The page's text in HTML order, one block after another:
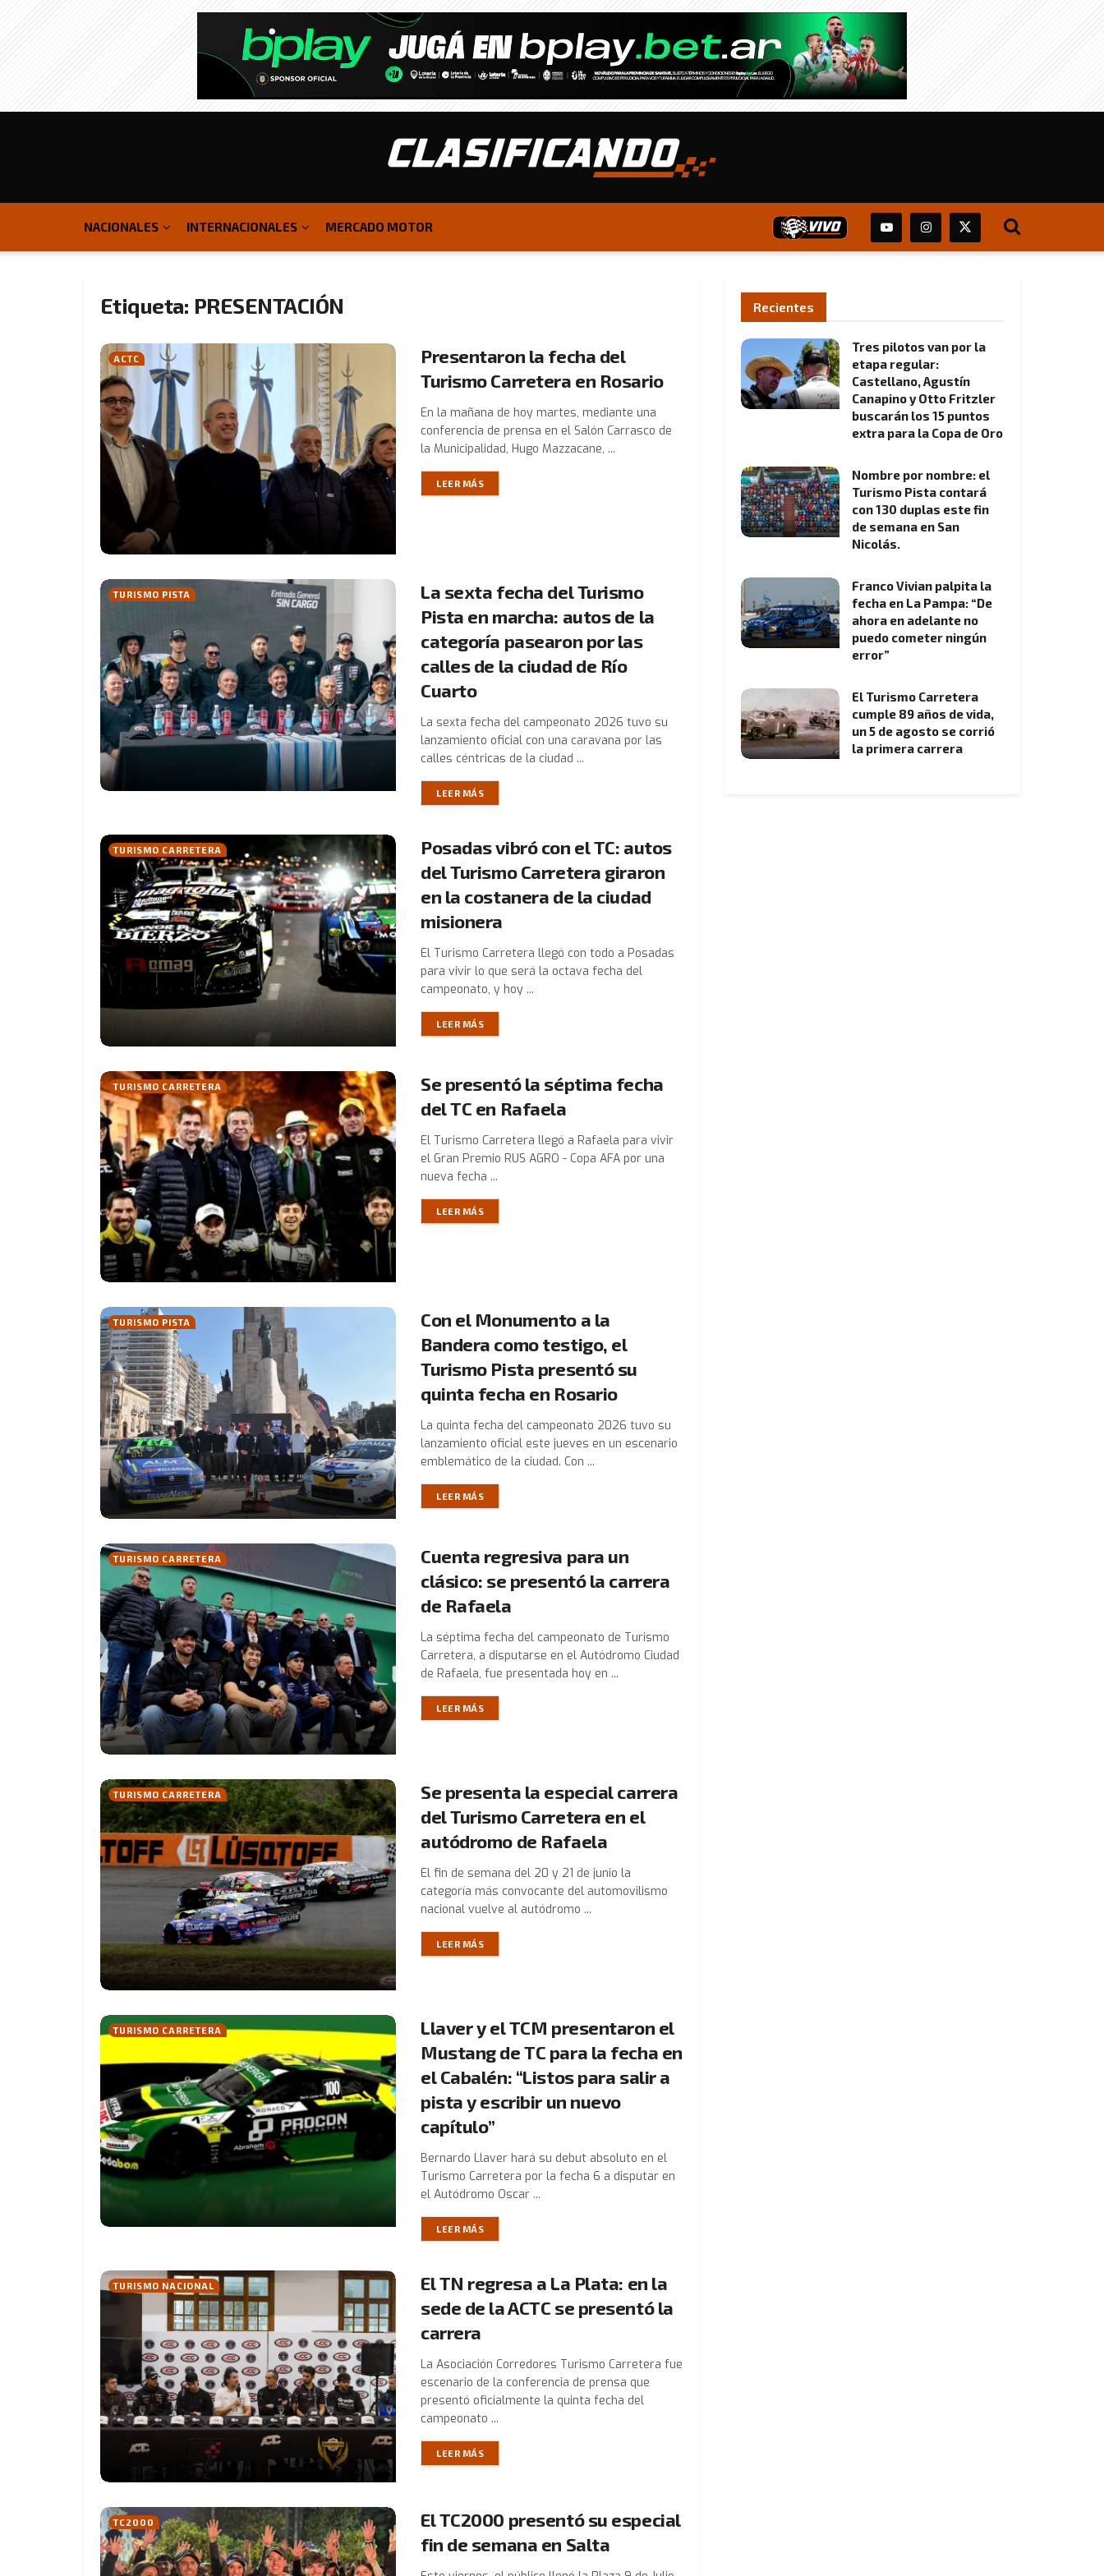
NACIONALES INTERNACIONALES MERCADO MOTOR
Etiqueta: PRESENTACIÓN
ACTC
Presentaron la fecha del
Turismo Carretera en Rosario
En la mañana de hoy martes, mediante una
conferencia de prensa en el Salón Carrasco de
la Municipalidad, Hugo Mazzacane, ...
LEER MÁS
TURISMO PISTA
La sexta fecha del Turismo
Pista en marcha: autos de la
categoría pasearon por las
calles de la ciudad de Río
Cuarto
La sexta fecha del campeonato 2026 tuvo su
lanzamiento oficial con una caravana por las
calles céntricas de la ciudad ...
LEER MÁS
TURISMO CARRETERA
Posadas vibró con el TC: autos
del Turismo Carretera giraron
en la costanera de la ciudad
misionera
El Turismo Carretera llegó con todo a Posadas
para vivir lo que será la octava fecha del
campeonato, y hoy ...
LEER MÁS
TURISMO CARRETERA
Se presentó la séptima fecha
del TC en Rafaela
El Turismo Carretera llegó a Rafaela para vivir
el Gran Premio RUS AGRO - Copa AFA por una
nueva fecha ...
LEER MÁS
TURISMO PISTA
Con el Monumento a la
Bandera como testigo, el
Turismo Pista presentó su
quinta fecha en Rosario
La quinta fecha del campeonato 2026 tuvo su
lanzamiento oficial este jueves en un escenario
emblemático de la ciudad. Con ...
LEER MÁS
TURISMO CARRETERA
Cuenta regresiva para un
clásico: se presentó la carrera
de Rafaela
La séptima fecha del campeonato de Turismo
Carretera, a disputarse en el Autódromo Ciudad
de Rafaela, fue presentada hoy en ...
LEER MÁS
TURISMO CARRETERA
Se presenta la especial carrera
del Turismo Carretera en el
autódromo de Rafaela
El fin de semana del 20 y 21 de junio la
categoría más convocante del automovilismo
nacional vuelve al autódromo ...
LEER MÁS
TURISMO CARRETERA
Llaver y el TCM presentaron el
Mustang de TC para la fecha en
el Cabalén: “Listos para salir a
pista y escribir un nuevo
capítulo”
Bernardo Llaver hará su debut absoluto en el
Turismo Carretera por la fecha 6 a disputar en
el Autódromo Oscar ...
LEER MÁS
TURISMO NACIONAL
El TN regresa a La Plata: en la
sede de la ACTC se presentó la
carrera
La Asociación Corredores Turismo Carretera fue
escenario de la conferencia de prensa que
presentó oficialmente la quinta fecha del
campeonato ...
LEER MÁS
TC2000
El TC2000 presentó su especial
fin de semana en Salta
Recientes
Tres pilotos van por la
etapa regular:
Castellano, Agustín
Canapino y Otto Fritzler
buscarán los 15 puntos
extra para la Copa de Oro
Nombre por nombre: el
Turismo Pista contará
con 130 duplas este fin
de semana en San
Nicolás.
Franco Vivian palpita la
fecha en La Pampa: “De
ahora en adelante no
puedo cometer ningún
error”
El Turismo Carretera
cumple 89 años de vida,
un 5 de agosto se corrió
la primera carrera